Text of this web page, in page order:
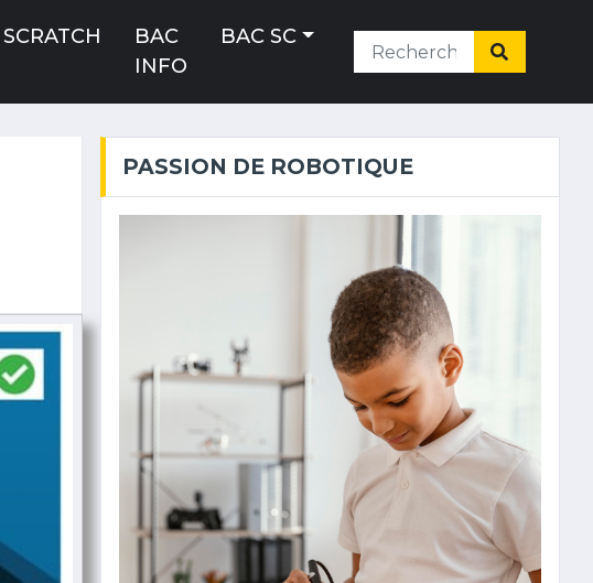
SCRATCH
BAC
INFO
BAC SC
PASSION DE ROBOTIQUE